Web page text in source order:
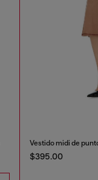
Vestido midi de
$395.00